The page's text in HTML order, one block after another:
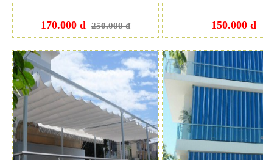
170.000 đ 250.000 đ 150.000 đ